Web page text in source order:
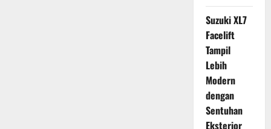
Suzuki XL7
Facelift
Tampil
Lebih
Modern
dengan
Sentuhan
Eksterior